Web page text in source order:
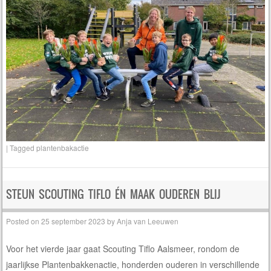
|Taggedplantenbakactie
STEUN SCOUTING TIFLO ÉN MAAK OUDEREN BLIJ
Posted on25 september 2023 byAnja van Leeuwen
Voor het vierde jaar gaat Scouting Tiflo Aalsmeer, rondom de
jaarlijkse Plantenbakkenactie, honderden ouderen in verschillende